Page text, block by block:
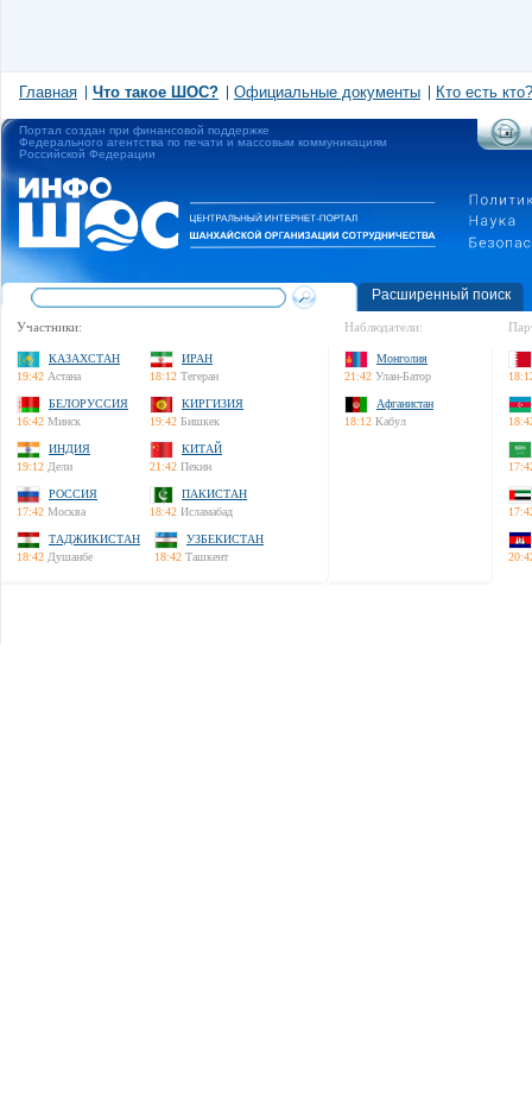
Главная Что такое ШОС? Официальные документы Кто есть кто?
Портал создан при финансовой поддержке
Федерального агентства по печати и массовым коммуникациям
Российской Федерации
Расширенный поиск
Участники:
КАЗАХСТАН
19:42 Астана
ИРАН
18:12 Тегеран
БЕЛОРУССИЯ
16:42 Минск
КИРГИЗИЯ
19:42 Бишкек
ИНДИЯ
19:12 Дели
КИТАЙ
21:42 Пекин
РОССИЯ
17:42 Москва
ПАКИСТАН
18:42 Исламабад
ТАДЖИКИСТАН
18:42 Душанбе
УЗБЕКИСТАН
18:42 Ташкент
Наблюдатели:
Монголия
21:42 Улан-Батор
Афганистан
18:12 Кабул